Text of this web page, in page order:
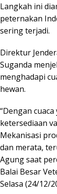
Langkah ini
peternakan
sering terjadi.
Direktur
Suganda
menghadapi
hewan.
“Dengan
ketersediaan
Mekanisasi
dan merata,
Agung saat
Balai Besar
Selasa (24/12/